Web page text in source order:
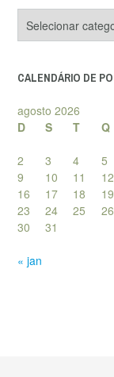
de
CALENDÁRIO DE
agosto 2026
D
S T Q
2
3 4 5
9
10 11 12
16
17 18 19
23
24 25 26
30
31
« jan